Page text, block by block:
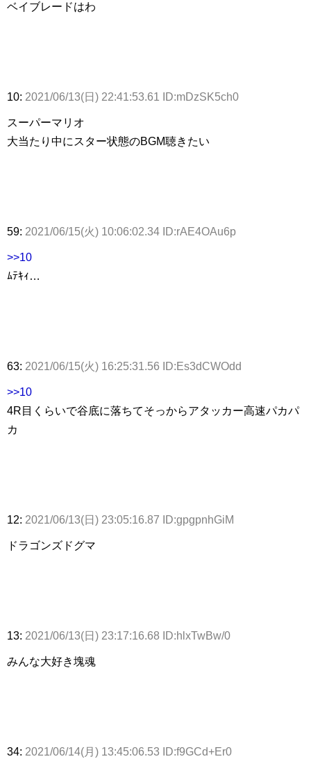
ベイブレードはわ
10: 2021/06/13(日) 22:41:53.61 ID:mDzSK5ch0
スーパーマリオ
大当たり中にスター状態のBGM聴きたい
59: 2021/06/15(火) 10:06:02.34 ID:rAE4OAu6p
>>10
ﾑﾃｷｨ…
63: 2021/06/15(火) 16:25:31.56 ID:Es3dCWOdd
>>10
4R目くらいで谷底に落ちてそっからアタッカー高速パカパ
カ
12: 2021/06/13(日) 23:05:16.87 ID:gpgpnhGiM
ドラゴンズドグマ
13: 2021/06/13(日) 23:17:16.68 ID:hlxTwBw/0
みんな大好き塊魂
34: 2021/06/14(月) 13:45:06.53 ID:f9GCd+Er0